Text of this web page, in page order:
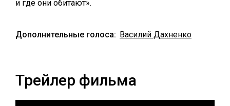
и где они обитают».
Дополнительные голоса: Василий Дахненко
Трейлер фильма